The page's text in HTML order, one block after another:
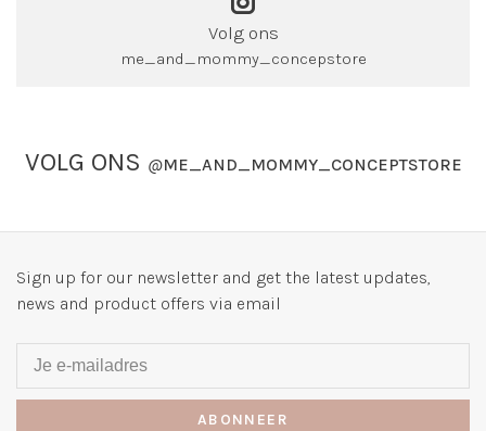
Volg ons
me_and_mommy_concepstore
VOLG ONS @ME_AND_MOMMY_CONCEPTSTORE
Sign up for our newsletter and get the latest updates,
news and product offers via email
ABONNEER